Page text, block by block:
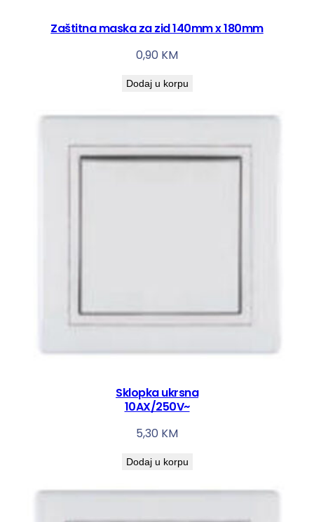
Zaštitna maska za zid 140mm x 180mm
0,90 KM
Dodaj u korpu
Sklopka ukrsna
10AX/250V~
5,30 KM
Dodaj u korpu